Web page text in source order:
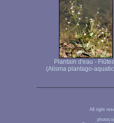
Plantain d'eau -
(Alisma plantago-
All right